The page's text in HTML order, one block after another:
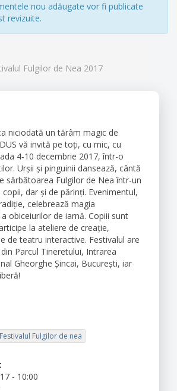
nou adăugate vor fi publicate
revizuite.
Fulgilor de Nea 2017
niciodată un tărâm magic de
vă invită pe toți, cu mic, cu
4-10 decembrie 2017, într-o
Urșii și pinguinii dansează, cântă
sărbătoarea Fulgilor de Nea într-un
dar şi de părinți. Evenimentul,
celebrează magia
obiceiurilor de iarnă. Copiii sunt
la ateliere de creație,
de teatru interactive. Festivalul are
Parcul Tineretului, Intrarea
Gheorghe Şincai, Bucureşti, iar
Festivalul Fulgilor de nea
- 10:00